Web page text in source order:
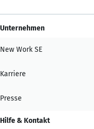
Unternehmen
New Work SE
Karriere
Presse
Hilfe & Kontakt